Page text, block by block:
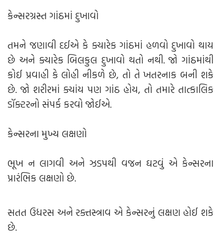
કેન્સરગ્રસ્ત ગાંઠમાં દુખાવો
તમને જણાવી દઈએ કે ક્યારેક ગાંઠમાં હળવો દુખાવો થાય
છે અને ક્યારેક બિલકુલ દુખાવો થતો નથી. જો ગાંઠમાંથી
કોઈ પ્રવાહી કે લોહી નીકળે છે, તો તે ખતરનાક બની શકે
છે. જો શરીરમાં ક્યાંય પણ ગાંઠ હોય, તો તમારે તાત્કાલિક
ડૉક્ટરનો સંપર્ક કરવો જોઈએ.
કેન્સરના મુખ્ય લક્ષણો
ભૂખ ન લાગવી અને ઝડપથી વજન ઘટવું એ કેન્સરના
પ્રારંભિક લક્ષણો છે.
સતત ઉધરસ અને રક્તસ્ત્રાવ એ કેન્સરનું લક્ષણ હોઈ શકે
છે.